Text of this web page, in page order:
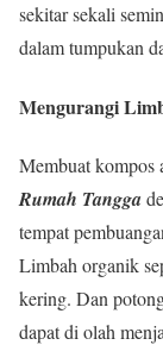
sekitar sekali
dalam tumpukan
Mengurangi
Membuat kompos
Rumah Tangga
tempat
Limbah organik
kering. Dan
dapat di olah